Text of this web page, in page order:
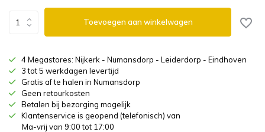
Toevoegen aan winkelwagen
4 Megastores: Nijkerk - Numansdorp - Leiderdorp - Eindhoven
3 tot 5 werkdagen levertijd
Gratis af te halen in Numansdorp
Geen retourkosten
Betalen bij bezorging mogelijk
Klantenservice is geopend (telefonisch) van
Ma-vrij van 9:00 tot 17:00